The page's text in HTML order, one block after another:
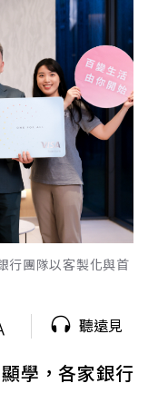
行團隊以客製化與首
聽遠見
學，各家銀行